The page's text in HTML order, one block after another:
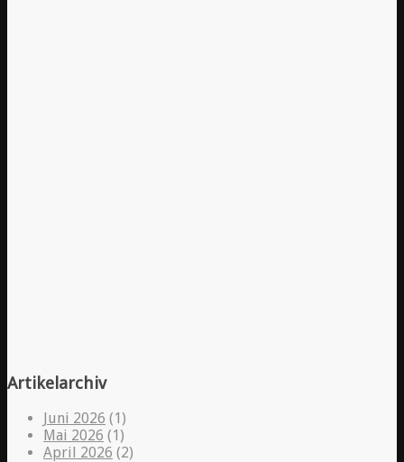
Artikelarchiv
Juni 2026 (1)
Mai 2026 (1)
April 2026 (2)